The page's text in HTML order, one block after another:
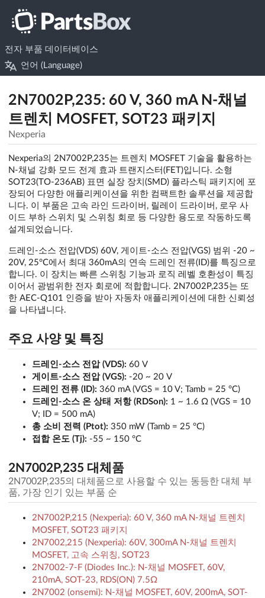
전자 부품 데이터베이스
언어 (Language)
2N7002P,235: 60 V, 360 mA N-채널
트렌치 MOSFET, SOT23 패키지
Nexperia
Nexperia의 2N7002P,235는 트렌치 MOSFET 기술을 활용하는
N-채널 강화 모드 전계 효과 트랜지스터(FET)입니다. 소형
SOT23(TO-236AB) 표면 실장 장치(SMD) 플라스틱 패키지에 포
장되어 다양한 애플리케이션을 위한 컴팩트한 솔루션을 제공합
니다. 이 부품은 고속 라인 드라이버, 릴레이 드라이버, 로우 사
이드 부하 스위치 및 스위칭 회로 등 다양한 용도로 작동하도록
설계되었습니다.
드레인-소스 전압(VDS) 60V, 게이트-소스 전압(VGS) 범위 -20 ~
20V, 25°C에서 최대 360mA의 연속 드레인 전류(ID)를 특징으로
합니다. 이 장치는 빠른 스위칭 기능과 로직 레벨 호환성이 특징
이어서 광범위한 전자 회로에 적합합니다. 2N7002P,235는 또
한 AEC-Q101 인증을 받아 자동차 애플리케이션에 대한 신뢰성
을 나타냅니다.
주요 사양 및 특징
드레인-소스 전압 (VDS): 60 V
게이트-소스 전압 (VGS): -20 ~ 20 V
드레인 전류 (ID): 360 mA (VGS = 10 V; Tamb = 25 °C)
드레인-소스 온 상태 저항 (RDSon): 1 ~ 1.6 Ω (VGS = 10
V; ID = 500 mA)
총 소비 전력 (Ptot): 350 mW (Tamb = 25 °C)
접합 온도 (Tj): -55 ~ 150 °C
2N7002P,235 대체품
2N7002P,235의 대체품으로 사용할 수 있는 동등한 대체 부
품, 가장 인기 있는 부품 순
2N7002P,215 (Nexperia): 60 V, 360 mA N-채널 트렌치
MOSFET, SOT23 패키지
2N7002,215 (Nexperia): 60V, 300mA N-채널 트렌치
MOSFET, 고속 스위칭, SOT23
2N7002-7-F (Diodes Inc.): N-채널 MOSFET, 60V,
210mA, SOT-23, RDS(ON) 7.5Ω
2N7002 (onsemi): N-채널 MOSFET, 60V, 200mA, SOT-